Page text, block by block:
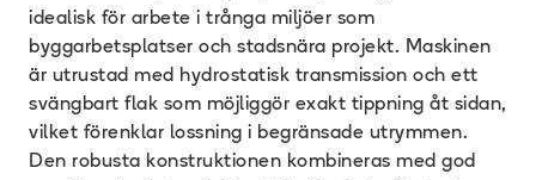
idealisk för arbete i trånga miljöer som
byggarbetsplatser och stadsnära projekt. Maskinen
är utrustad med hydrostatisk transmission och ett
svängbart flak som möjliggör exakt tippning åt sidan,
vilket förenklar lossning i begränsade utrymmen.
Den robusta konstruktionen kombineras med god